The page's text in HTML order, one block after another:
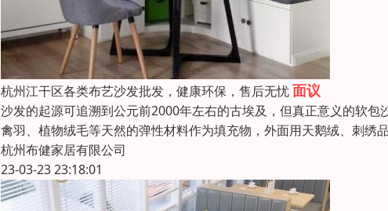
杭州江干区各类布艺沙发批发，健康环保，售后无忧面议
沙发的起源可追溯到公元前2000年左右的古埃及，但真正意义的软
禽羽、植物绒毛等天然的弹性材料作为填充物，外面用天鹅绒、刺
杭州布健家居有限公司
23-03-23 23:18:01